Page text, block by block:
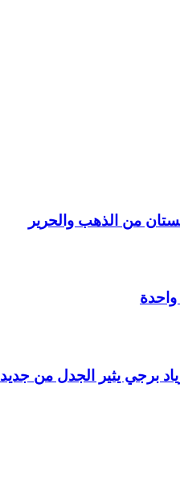
من الذهب والحرير
واحدة
برجي يثير الجدل من جديد